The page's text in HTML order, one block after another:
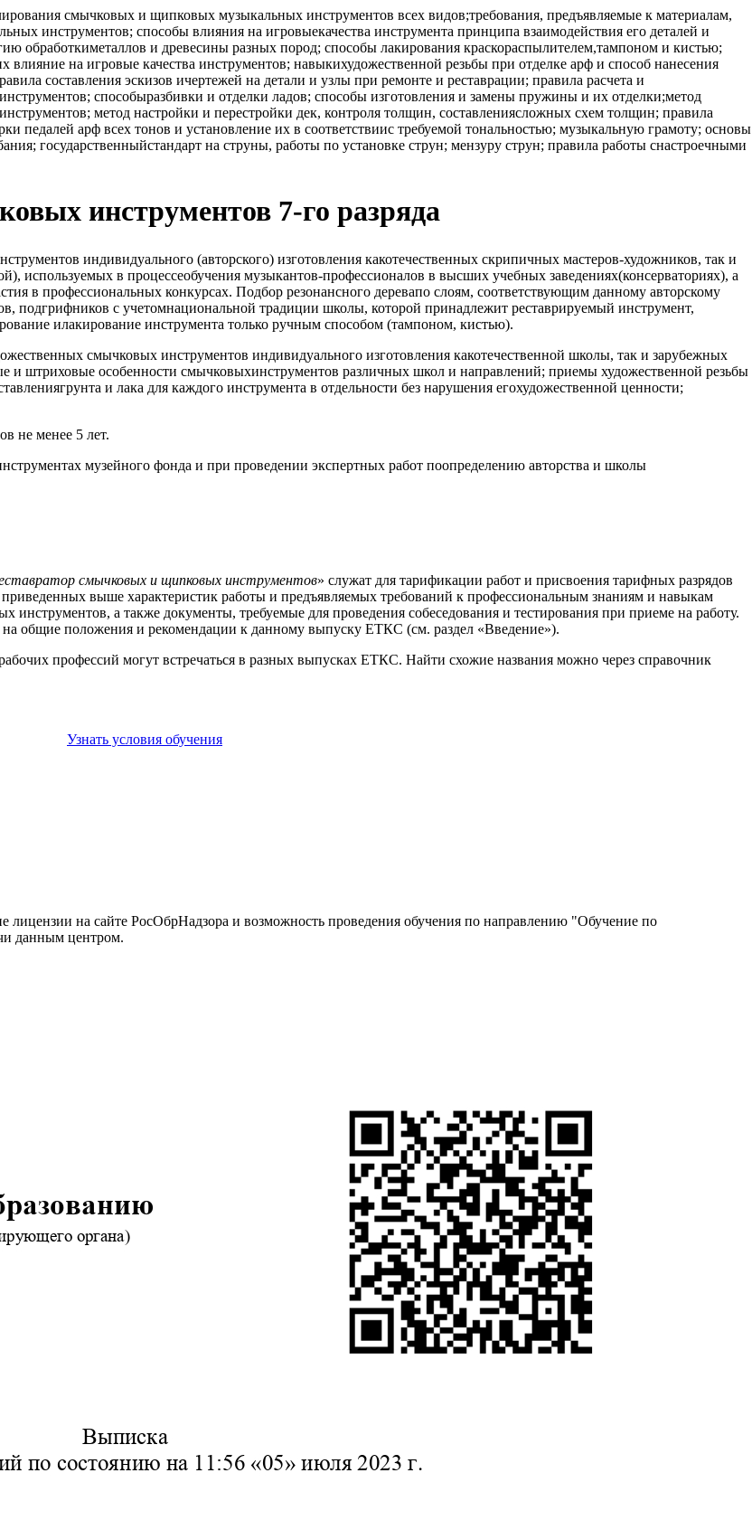
смычковых и щипковых музыкальных инструментов всех видов;требования, предъявляемые к материалам,
инструментов; способы влияния на игровыекачества инструмента принципа взаимодействия его деталей и
обработкиметаллов и древесины разных пород; способы лакирования краскораспылителем,тампоном и кистью;
на игровые качества инструментов; навыкихудожественной резьбы при отделке арф и способ нанесения
составления эскизов ичертежей на детали и узлы при ремонте и реставрации; правила расчета и
способыразбивки и отделки ладов; способы изготовления и замены пружины и их отделки;метод
метод настройки и перестройки дек, контроля толщин, составлениясложных схем толщин; правила
педалей арф всех тонов и установление их в соответствиис требуемой тональностью; музыкальную грамоту; основы
государственныйстандарт на струны, работы по установке струн; мензуру струн; правила работы снастроечными
инструментов 7-го разряда
индивидуального (авторского) изготовления какотечественных скрипичных мастеров-художников, так и
используемых в процессеобучения музыкантов-профессионалов в высших учебных заведениях(консерваториях), а
в профессиональных конкурсах. Подбор резонансного деревапо слоям, соответствующим данному авторскому
подгрифников с учетомнациональной традиции школы, которой принадлежит реставрируемый инструмент,
илакирование инструмента только ручным способом (тампоном, кистью).
смычковых инструментов индивидуального изготовления какотечественной школы, так и зарубежных
штриховые особенности смычковыхинструментов различных школ и направлений; приемы художественной резьбы
и лака для каждого инструмента в отдельности без нарушения егохудожественной ценности;
не менее 5 лет.
музейного фонда и при проведении экспертных работ поопределению авторства и школы
смычковых и щипковых инструментов» служат для тарификации работ и присвоения тарифных разрядов
выше характеристик работы и предъявляемых требований к профессиональным знаниям и навыкам
инструментов, а также документы, требуемые для проведения собеседования и тестирования при приеме на работу.
общие положения и рекомендации к данному выпуску ЕТКС (см. раздел «Введение»).
профессий могут встречаться в разных выпусках ЕТКС. Найти схожие названия можно через справочник
Узнать условия обучения
лицензии на сайте РосОбрНадзора и возможность проведения обучения по направлению "Обучение по
данным центром.